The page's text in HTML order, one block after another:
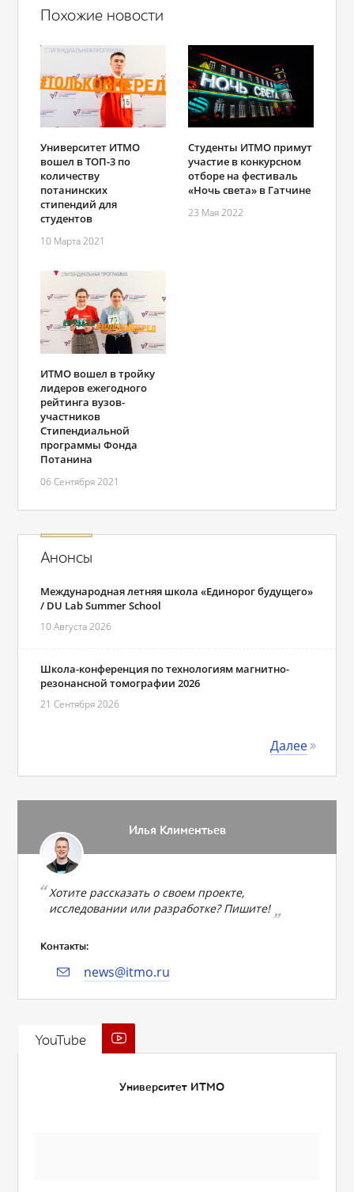
Похожие новости
Университет ИТМО
вошел в ТОП-3 по
количеству
потанинских
стипендий для
студентов
10 Марта 2021
Студенты ИТМО примут
участие в конкурсном
отборе на фестиваль
«Ночь света» в Гатчине
23 Мая 2022
ИТМО вошел в тройку
лидеров ежегодного
рейтинга вузов-
участников
Стипендиальной
программы Фонда
Потанина
06 Сентября 2021
Анонсы
Международная летняя школа «Единорог будущего»
/ DU Lab Summer School
10 Августа 2026
Школа-конференция по технологиям магнитно-
резонансной томографии 2026
21 Сентября 2026
Далее
Илья Климентьев
Хотите рассказать о своем проекте,
исследовании или разработке? Пишите!
Контакты:
news@itmo.ru
YouTube
Университет ИТМО